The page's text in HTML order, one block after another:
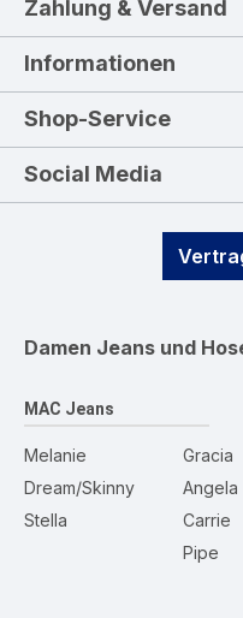
Zahlung & Versand
Informationen
Shop-Service
Social Media
Damen Jeans und
MAC Jeans
Melanie
Dream/Skinny
Stella
Gracia
Angela
Carrie
Pipe